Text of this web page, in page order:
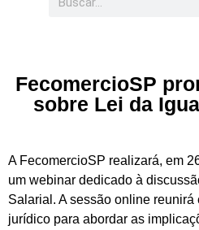
FecomercioSP
sobre Lei da
A FecomercioSP realizará, em
um webinar dedicado à
Salarial. A sessão online
jurídico para abordar as